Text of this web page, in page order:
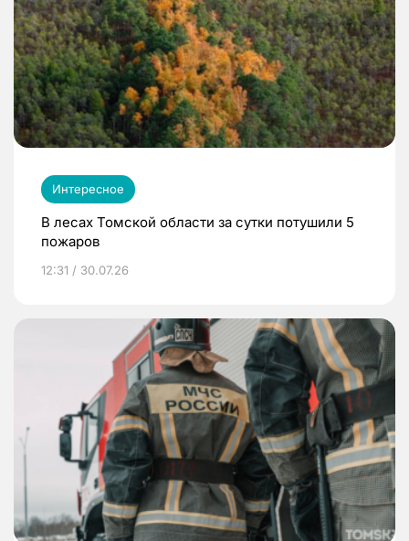
Интересное
В лесах Томской области за сутки потушили 5
пожаров
12:31 / 30.07.26